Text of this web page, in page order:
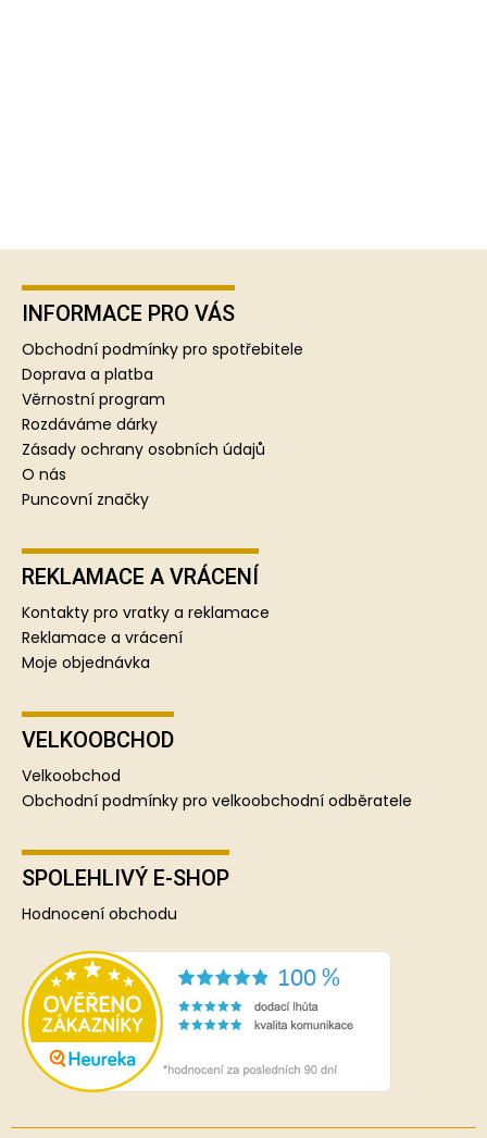
Z
INFORMACE PRO VÁS
Obchodní podmínky pro spotřebitele
Doprava a platba
Věrnostní program
Rozdáváme dárky
Zásady ochrany osobních údajů
O nás
Puncovní značky
REKLAMACE A VRÁCENÍ
Kontakty pro vratky a reklamace
Reklamace a vrácení
Moje objednávka
VELKOOBCHOD
Velkoobchod
Obchodní podmínky pro velkoobchodní odběratele
SPOLEHLIVÝ E-SHOP
Hodnocení obchodu